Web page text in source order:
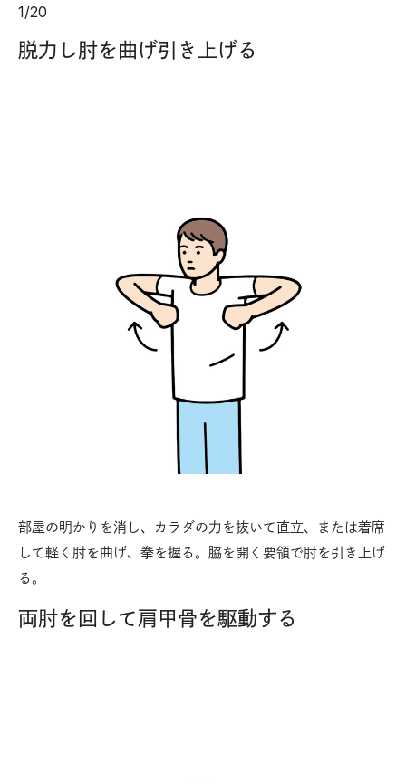
1/20
脱力し肘を曲げ引き上げる
部屋の明かりを消し、カラダの力を抜いて直立、または着席
して軽く肘を曲げ、拳を握る。脇を開く要領で肘を引き上げ
る。
両肘を回して肩甲骨を駆動する